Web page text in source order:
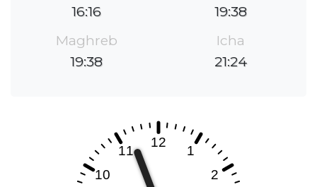
16:16
19:38
Maghreb
19:38
Icha
21:24